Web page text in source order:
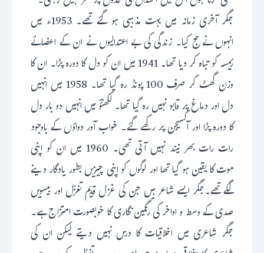
جگر آخری زمانہ میں بہت مذہبی ہو گئے تھے۔ 1953ء میں
انہوں نے حج کیا۔ زندگی کی بے اعتدالیوں نے ان کے اعضائے
رئیسہ کو تباہ کر دیا تھا۔ 1941 میں ان کو دل کا دورہ پڑا۔ ان کا
وزن گھٹ کر صرف 100 پونڈ رہ گیا تھا۔ 1958 میں انہیں
دل اور دماغ پر قابو نہیں رہ گیا تھا۔ لکھنؤٔ میں انہیں دو بار دل
کا دورہ پڑا اور آکسیجن پر رکھے گئے۔ خواب آور دواؤں کے باوجود
رات رات بھر نیند نہیں آتی تھی۔ 1960 میں ان کو اپنی
موت کا یقین ہو گیا تھا اور لوگوں کو اپنی چیزیں بطور یادگار دینے
لگے تھے۔جگر ایسے شاعر ہیں جن کی غزل قدیم تغزّل اور بیسویں
صدی کے وسط و اواخر کی رنگین نگاری کا خوبصورت امتزاج ہے۔
جگر شاعری میں اخلاقیات کا درس نہیں دیتے لیکن ان کی